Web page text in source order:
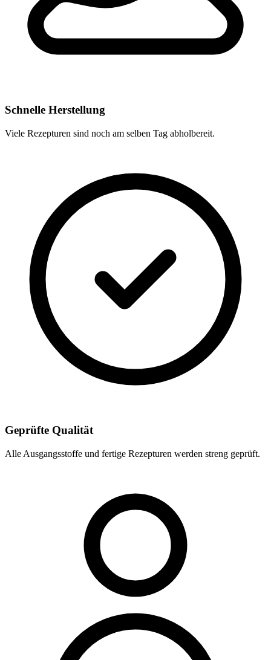
Schnelle Herstellung
Viele Rezepturen sind noch am selben Tag abholbereit.
Geprüfte Qualität
Alle Ausgangsstoffe und fertige Rezepturen werden streng geprüft.